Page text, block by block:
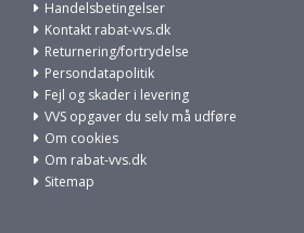
Handelsbetingelser
Kontakt rabat-vvs.dk
Returnering/fortrydelse
Persondatapolitik
Fejl og skader i levering
VVS opgaver du selv må udføre
Om cookies
Om rabat-vvs.dk
Sitemap